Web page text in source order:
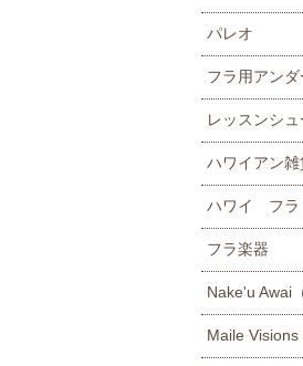
パレオ
フラ用アン
レッスンシ
ハワイアン
ハワイ フラ
フラ楽器
Nake'u Awai
Maile Visions